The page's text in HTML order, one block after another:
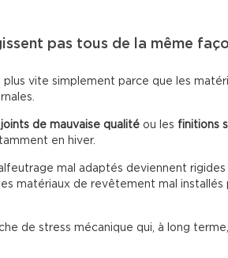
pas tous de la même
plus vite simplement parce que les
joints de mauvaise qualité ou les finitions
en hiver.
mal adaptés deviennent rigides
matériaux de revêtement mal
de stress mécanique qui, à long